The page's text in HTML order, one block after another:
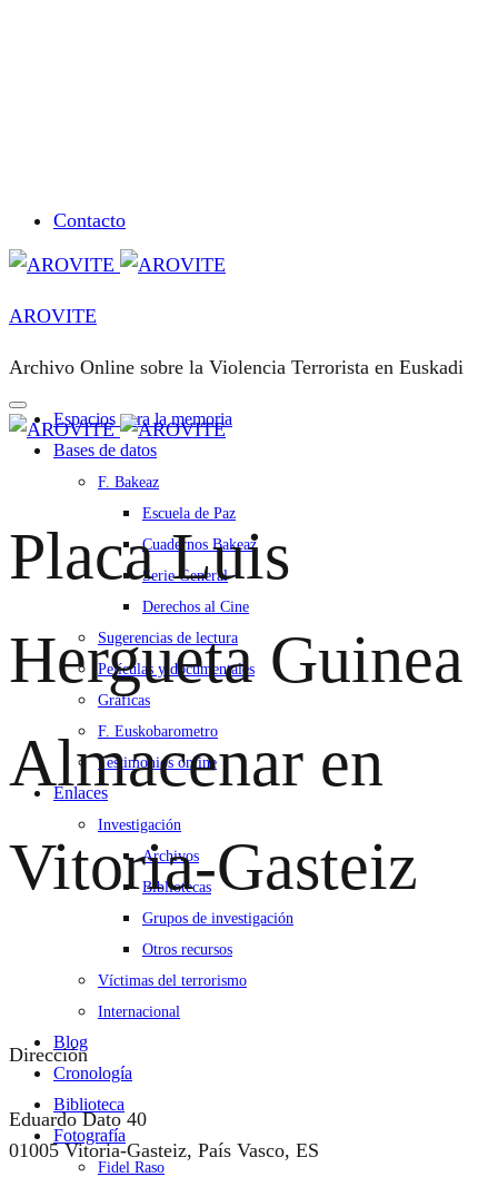
Contacto
AROVITE
Archivo Online sobre la Violencia Terrorista en Euskadi
Espacios para la memoria
Bases de datos
F. Bakeaz
Escuela de Paz
Cuadernos Bakeaz
Serie General
Derechos al Cine
Sugerencias de lectura
Películas y documentales
Gráficas
F. Euskobarometro
Testimonios online
Enlaces
Investigación
Archivos
Bibliotecas
Grupos de investigación
Otros recursos
Víctimas del terrorismo
Internacional
Blog
Cronología
Biblioteca
Fotografía
Fidel Raso
Placa Luis
Hergueta Guinea
Almacenar en
Vitoria-Gasteiz
Dirección
Eduardo Dato 40
01005 Vitoria-Gasteiz, País Vasco, ES